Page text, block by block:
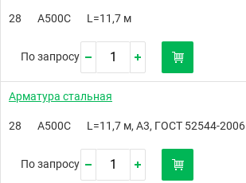
28 А500C L=11,7 м
По запросу
Арматура стальная
28 А500С L=11,7 м, А3, ГОСТ 52544-2006
По запросу